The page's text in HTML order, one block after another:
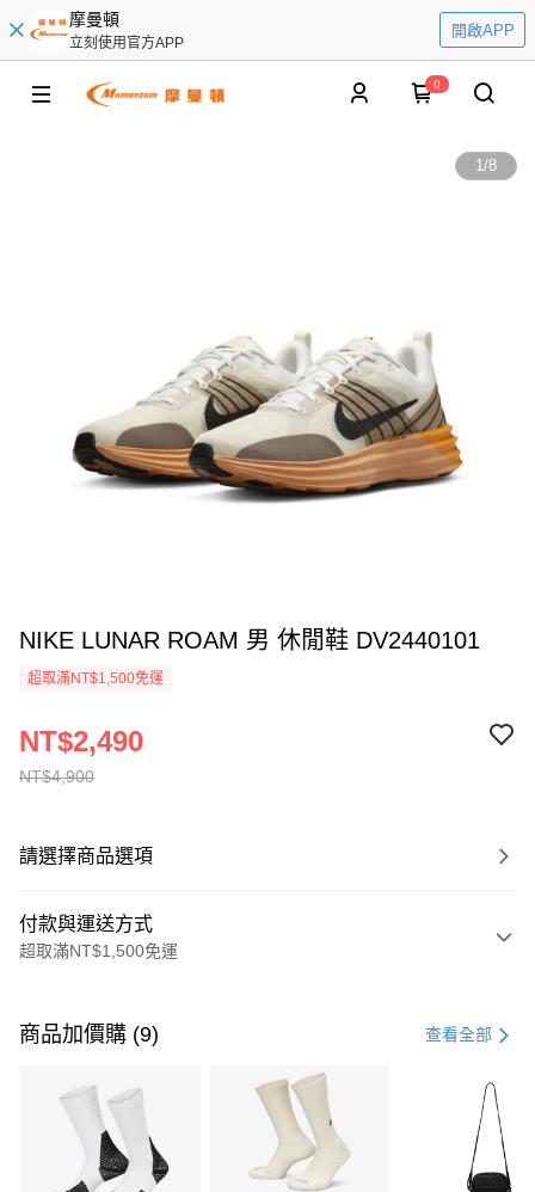
摩曼頓
立刻使用官方APP
開啟APP
0
1/8
NIKE LUNAR ROAM 男 休閒鞋 DV2440101
超取滿NT$1,500免運
NT$4,900
NT$2,490
請選擇商品選項
付款與運送方式
超取滿NT$1,500免運
信用卡一次付款
3 期 0 利率 每期 21家銀行
合作金庫商業銀行
第一商業銀行
華南商業銀行
彰化商業銀行
商品加價購 (9) 查看全部